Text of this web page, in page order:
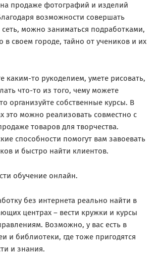
продаже фотографий и изделий
возможности совершать
можно заниматься подработками,
в своем городе, тайно от учеников и их
каким-то рукоделием, умете рисовать,
что-то из того, чему можете
организуйте собственные курсы. В
это можно реализовать совместно с
товаров для творчества.
способности помогут вам завоевать
и быстро найти клиентов.
обучение онлайн.
без интернета реально найти в
центрах – вести кружки и курсы
Возможно, у вас есть в
и библиотеки, где тоже пригодятся
и знания.